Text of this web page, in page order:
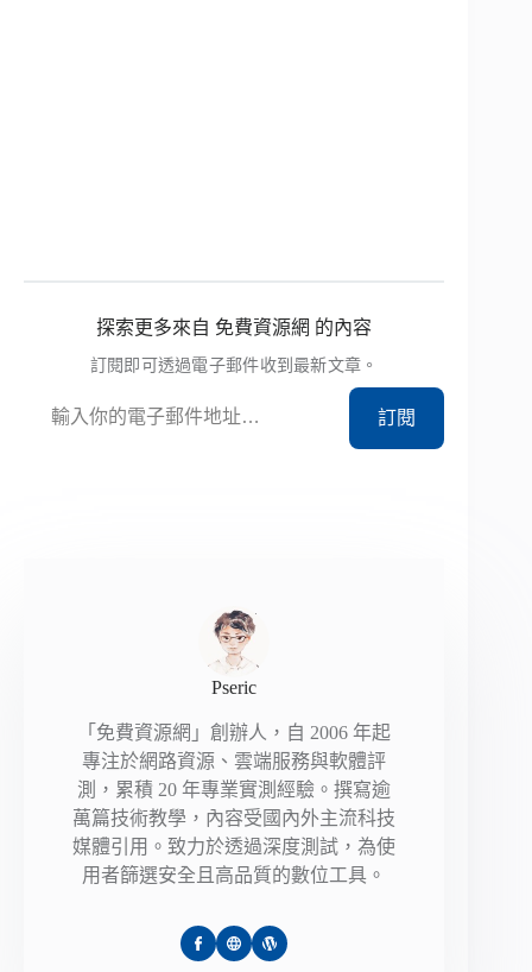
探索更多來自 免費資源網 的內容
訂閱即可透過電子郵件收到最新文章。
訂閱
Pseric
「免費資源網」創辦人，自 2006 年起
專注於網路資源、雲端服務與軟體評
測，累積 20 年專業實測經驗。撰寫逾
萬篇技術教學，內容受國內外主流科技
媒體引用。致力於透過深度測試，為使
用者篩選安全且高品質的數位工具。